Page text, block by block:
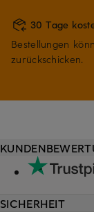
30 Tage
Bestellungen
zurückschicken.
SICHERHEIT